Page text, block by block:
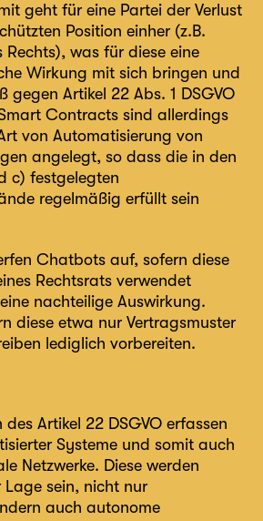
geht für eine Partei der Verlust
Position einher (z.B.
was für diese eine
Wirkung mit sich bringen und
gegen Artikel 22 Abs. 1 DSGVO
Contracts sind allerdings
von Automatisierung von
angelegt, so dass die in den
c) festgelegten
regelmäßig erfüllt sein
Chatbots auf, sofern diese
Rechtsrats verwendet
nachteilige Auswirkung.
diese etwa nur Vertragsmuster
lediglich vorbereiten.
des Artikel 22 DSGVO erfassen
Systeme und somit auch
Netzwerke. Diese werden
sein, nicht nur
auch autonome